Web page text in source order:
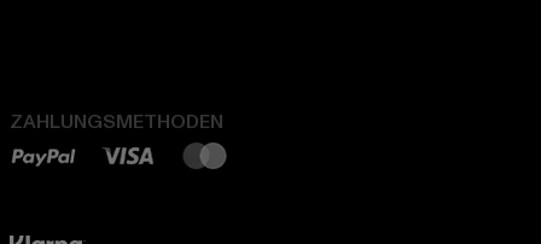
ZAHLUNGSMETHODEN